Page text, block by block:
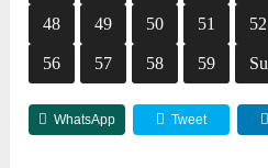
48 49 50 51 52
56 57 58 59
WhatsApp Tweet